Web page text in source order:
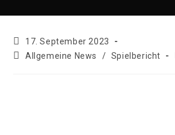
Beitrag
veröffentlicht:
17. September 2023
Beitrags-
Allgemeine News / Spielbericht